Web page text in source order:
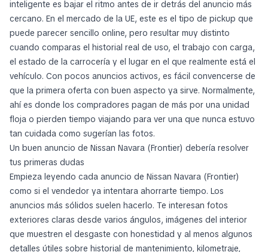
inteligente es bajar el ritmo antes de ir detrás del anuncio más
cercano. En el mercado de la UE, este es el tipo de pickup que
puede parecer sencillo online, pero resultar muy distinto
cuando comparas el historial real de uso, el trabajo con carga,
el estado de la carrocería y el lugar en el que realmente está el
vehículo. Con pocos anuncios activos, es fácil convencerse de
que la primera oferta con buen aspecto ya sirve. Normalmente,
ahí es donde los compradores pagan de más por una unidad
floja o pierden tiempo viajando para ver una que nunca estuvo
tan cuidada como sugerían las fotos.
Un buen anuncio de Nissan Navara (Frontier) debería resolver
tus primeras dudas
Empieza leyendo cada anuncio de Nissan Navara (Frontier)
como si el vendedor ya intentara ahorrarte tiempo. Los
anuncios más sólidos suelen hacerlo. Te interesan fotos
exteriores claras desde varios ángulos, imágenes del interior
que muestren el desgaste con honestidad y al menos algunos
detalles útiles sobre historial de mantenimiento, kilometraje,